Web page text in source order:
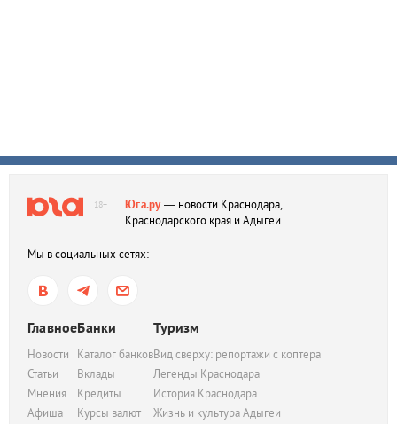
18+ Юга.ру— новости Краснодара,
Краснодарского края и Адыгеи
Мы в социальных сетях:
Главное
Новости
Статьи
Мнения
Афиша
Банки
Каталог банков
Вклады
Кредиты
Курсы валют
Туризм
Вид сверху: репортажи с коптера
Легенды Краснодара
История Краснодара
Жизнь и культура Адыгеи